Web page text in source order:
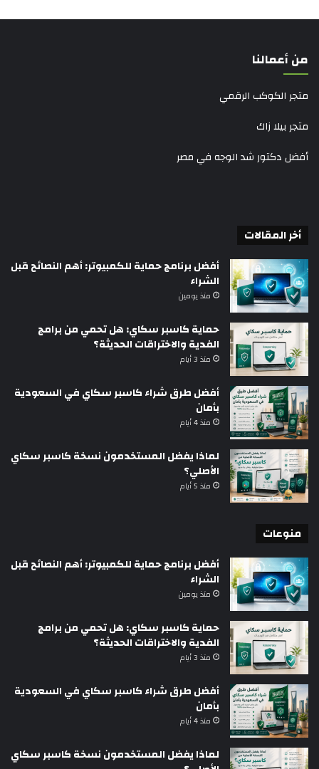
من أعمالنا
متجر الكوكب الرقمي
متجر بيلا زاك
أفضل دكتور شد الوجه في مصر
أخر المقالات
أفضل برنامج حماية للكمبيوتر: أهم النصائح قبل
الشراء
منذ يومين
حماية كاسبر سكاي: هل تحمي من برامج
الفدية والاختراقات الحديثة؟
منذ 3 أيام
أفضل طرق شراء كاسبر سكاي في السعودية
بأمان
منذ 4 أيام
لماذا يفضل المستخدمون نسخة كاسبر سكاي
الأصلي؟
منذ 5 أيام
منوعات
أفضل برنامج حماية للكمبيوتر: أهم النصائح قبل
الشراء
منذ يومين
حماية كاسبر سكاي: هل تحمي من برامج
الفدية والاختراقات الحديثة؟
منذ 3 أيام
أفضل طرق شراء كاسبر سكاي في السعودية
بأمان
منذ 4 أيام
لماذا يفضل المستخدمون نسخة كاسبر سكاي